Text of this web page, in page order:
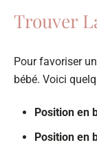
Trouver
Pour favoriser
bébé. Voici
Position en
Position en